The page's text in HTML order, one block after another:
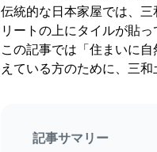
伝統的な日本家屋では、
リートの上にタイルが貼
この記事では「住まいに
えている方のために、三
記事サマリー